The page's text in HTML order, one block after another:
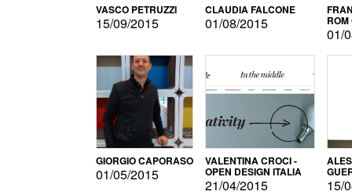
VASCO PETRUZZI
15/09/2015
CLAUDIA FALCONE
01/08/2015
01/
GIORGIO CAPORASO
01/05/2015
VALENTINA CROCI -
OPEN DESIGN ITALIA
21/04/2015 15/